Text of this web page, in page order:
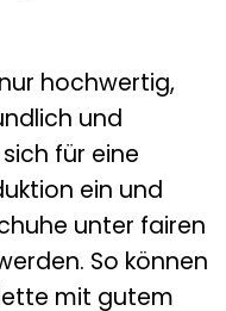
hochwertig,
und
für eine
ein und
unter fairen
So können
mit gutem